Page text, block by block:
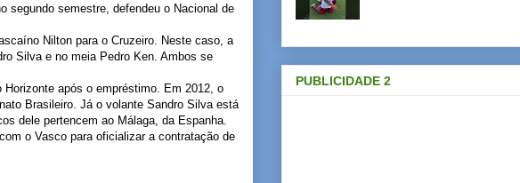
segundo semestre, defendeu o Nacional de
Nilton para o Cruzeiro. Neste caso, a
Silva e no meia Pedro Ken. Ambos se
após o empréstimo. Em 2012, o
Brasileiro. Já o volante Sandro Silva está
dele pertencem ao Málaga, da Espanha.
o Vasco para oficializar a contratação de
PUBLICIDADE 2